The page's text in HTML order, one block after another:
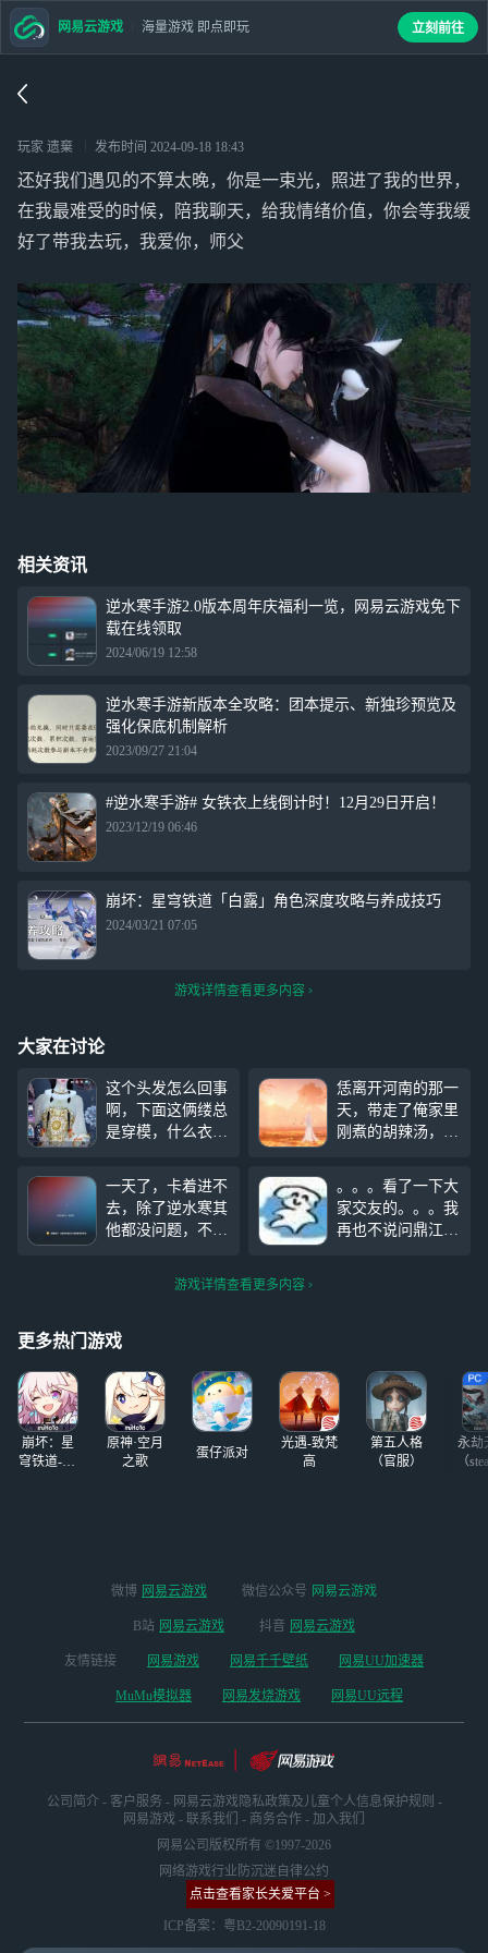
玩家 遗棄 发布时间 2024-09-18 18:43
还好我们遇见的不算太晚，你是一束光，照进了我的世界，
在我最难受的时候，陪我聊天，给我情绪价值，你会等我缓
好了带我去玩，我爱你，师父
相关资讯
逆水寒手游2.0版本周年庆福利一览，网易云游戏免下
载在线领取
2024/06/19 12:58
逆水寒手游新版本全攻略：团本提示、新独珍预览及
强化保底机制解析
2023/09/27 21:04
#逆水寒手游# 女铁衣上线倒计时！12月29日开启！
2023/12/19 06:46
崩坏：星穹铁道「白露」角色深度攻略与养成技巧
2024/03/21 07:05
游戏详情查看更多内容
大家在讨论
这个头发怎么回事
啊，下面这俩缕总
是穿模，什么衣服
页也是，天塌了我
才买的啊，能不能
修复一下
恁离开河南的那一
天，带走了俺家里
刚煮的胡辣汤，俺
麦，俺想给恁磨成
面粉做烩面和饸络
面吃，但是恁说恁
不喜欢吃，那天风
一天了，卡着进不
去，除了逆水寒其
他都没问题，不知
保底了像周四买个
特惠凿子结果搞这
。。。看了一下大
家交友的。。。我
再也不说问鼎江湖
游戏详情查看更多内容
更多热门游戏
崩坏：星
穹铁道-4.4
原神·空月
之歌
蛋仔派对
光遇-致梵
高
第五人格
（官服）
永劫
（
网易云游戏 海量游戏 即点即玩 立刻前往
微博 网易云游戏 微信公众号 网易云游戏
B站 网易云游戏 抖音 网易云游戏
友情链接 网易游戏 网易千千壁纸 网易UU加速器
MuMu模拟器 网易发烧游戏 网易UU远程
公司简介 - 客户服务 - 网易云游戏隐私政策及儿童个人信息保护规则 -
网易游戏 - 联系我们 - 商务合作 - 加入我们
网易公司版权所有 ©1997-2026
网络游戏行业防沉迷自律公约
点击查看家长关爱平台 >
ICP备案：粤B2-20090191-18